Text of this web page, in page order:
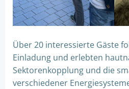
Über 20 interessierte Gäste
Einladung und erlebten
Sektorenkopplung und die
verschiedener